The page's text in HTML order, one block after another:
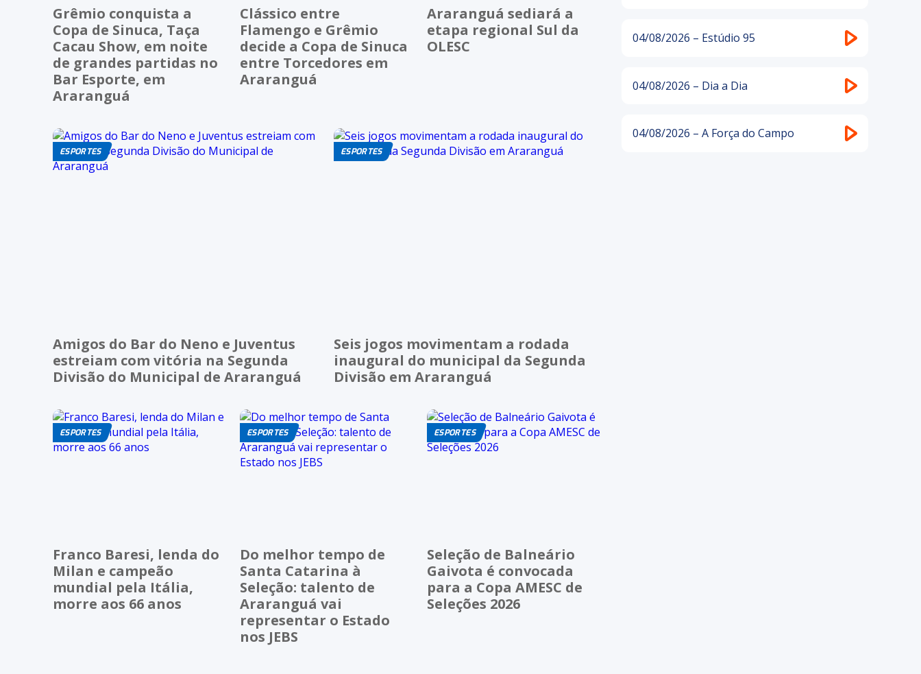
Grêmio conquista a
Copa de Sinuca, Taça
Cacau Show, em noite
de grandes partidas no
Bar Esporte, em
Araranguá
Clássico entre
Flamengo e Grêmio
decide a Copa de Sinuca
entre Torcedores em
Araranguá
Araranguá sediará a
etapa regional Sul da
OLESC
ESPORTES
Amigos do Bar do Neno e Juventus
estreiam com vitória na Segunda
Divisão do Municipal de Araranguá
ESPORTES
Seis jogos movimentam a rodada
inaugural do municipal da Segunda
Divisão em Araranguá
ESPORTES
Franco Baresi, lenda do
Milan e campeão
mundial pela Itália,
morre aos 66 anos
ESPORTES
Do melhor tempo de
Santa Catarina à
Seleção: talento de
Araranguá vai
representar o Estado
nos JEBS
ESPORTES
Seleção de Balneário
Gaivota é convocada
para a Copa AMESC de
Seleções 2026
04/08/2026 – Estúdio 95
04/08/2026 – Dia a Dia
04/08/2026 – A Força do Campo